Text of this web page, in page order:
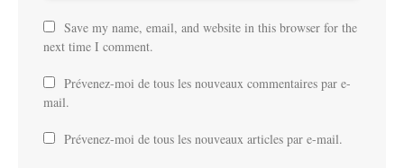
Save my name, email, and website in this browser for the
next time I comment.
Prévenez-moi de tous les nouveaux commentaires par e-
mail.
Prévenez-moi de tous les nouveaux articles par e-mail.